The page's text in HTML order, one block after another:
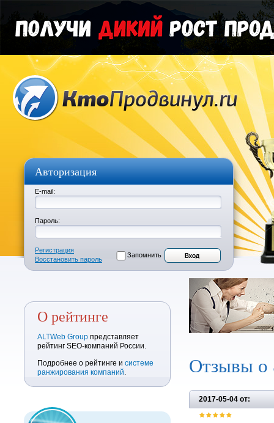
Авторизация
E-mail:
Пароль:
Регистрация
Восстановить пароль
Запомнить
О рейтинге
ALTWeb Group представляет
рейтинг SEO-компаний России.
Подробнее о рейтинге и системе
ранжирования компаний. Отзывы о
2017-05-04 от: